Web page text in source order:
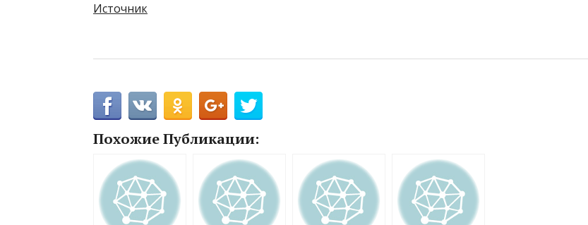
Источник
Похожие Публикации: